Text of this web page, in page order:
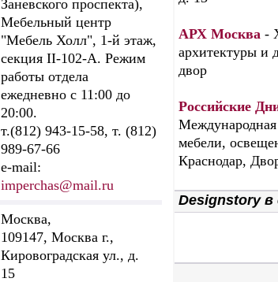
Заневского проспекта),
Мебельный центр
"Мебель Холл", 1-й этаж,
секция II-102-А. Режим
работы отдела
ежедневно с 11:00 до
20:00.
т.(812) 943-15-58, т. (812)
989-67-66
e-mail:
imperchas@mail.ru
Москва,
109147, Москва г.,
Кировоградская ул., д.
15
АРХ Москва -
архитектуры и
двор
Российские
Международная
мебели,
Краснодар,
Designstory